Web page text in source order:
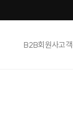
B2B회원사고